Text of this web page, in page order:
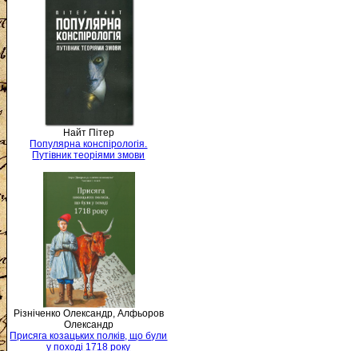
Найт Пітер
Популярна конспірологія.
Путівник теоріями змови
Різніченко Олександр, Алфьоров
Олександр
Присяга козацьких полків, що були
у поході 1718 року